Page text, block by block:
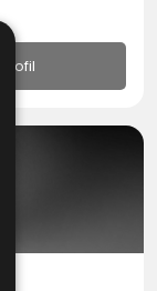
Profil